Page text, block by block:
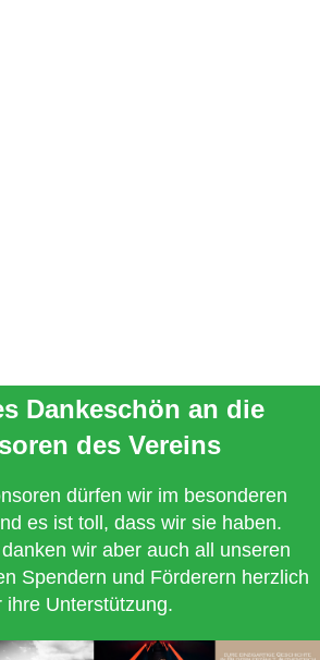
Dankeschön an die
des Vereins
dürfen wir im besonderen
es ist toll, dass wir sie haben.
wir aber auch all unseren
Spendern und Förderern herzlich
ihre Unterstützung.